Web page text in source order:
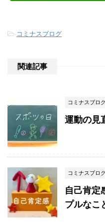
-コミナスブログ
関連記事
コミナスブロ
運動の見
コミナスブロ
自己肯定
プルなこ